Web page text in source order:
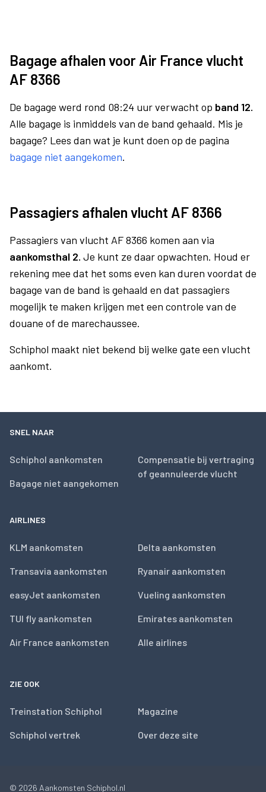
Bagage afhalen voor Air France vlucht
AF 8366
De bagage werd rond 08:24 uur verwacht op band 12.
Alle bagage is inmiddels van de band gehaald. Mis je
bagage? Lees dan wat je kunt doen op de pagina
bagage niet aangekomen.
Passagiers afhalen vlucht AF 8366
Passagiers van vlucht AF 8366 komen aan via
aankomsthal 2. Je kunt ze daar opwachten. Houd er
rekening mee dat het soms even kan duren voordat de
bagage van de band is gehaald en dat passagiers
mogelijk te maken krijgen met een controle van de
douane of de marechaussee.
Schiphol maakt niet bekend bij welke gate een vlucht
aankomt.
SNEL NAAR
Schiphol aankomsten
Bagage niet aangekomen
Compensatie bij vertraging
of geannuleerde vlucht
AIRLINES
KLM aankomsten
Transavia aankomsten
easyJet aankomsten
TUI fly aankomsten
Air France aankomsten
Delta aankomsten
Ryanair aankomsten
Vueling aankomsten
Emirates aankomsten
Alle airlines
ZIE OOK
Treinstation Schiphol
Schiphol vertrek
Magazine
Over deze site
© 2026 Aankomsten Schiphol.nl